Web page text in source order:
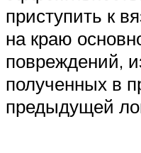
приступить к
на краю
повреждений,
полученных в
предыдущей